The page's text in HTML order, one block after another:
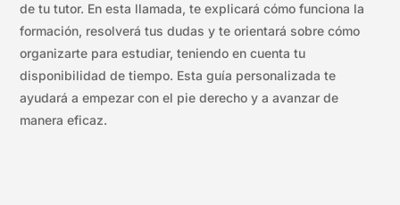
de tu tutor. En esta llamada, te explicará cómo funciona la
formación, resolverá tus dudas y te orientará sobre cómo
organizarte para estudiar, teniendo en cuenta tu
disponibilidad de tiempo. Esta guía personalizada te
ayudará a empezar con el pie derecho y a avanzar de
manera eficaz.